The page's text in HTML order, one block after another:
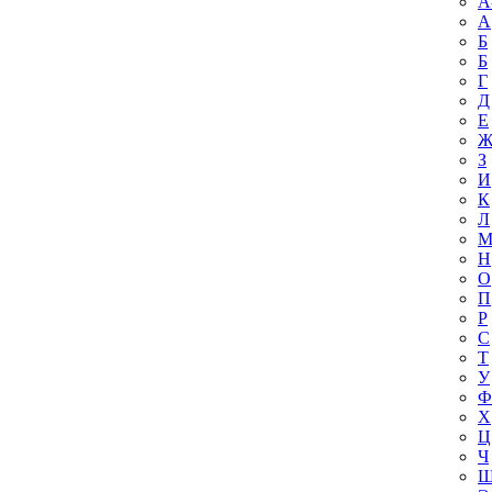
А
Б
Б
Г
Д
Е
Ж
З
И
К
Л
М
Н
О
П
Р
С
Т
У
Ф
Х
Ц
Ч